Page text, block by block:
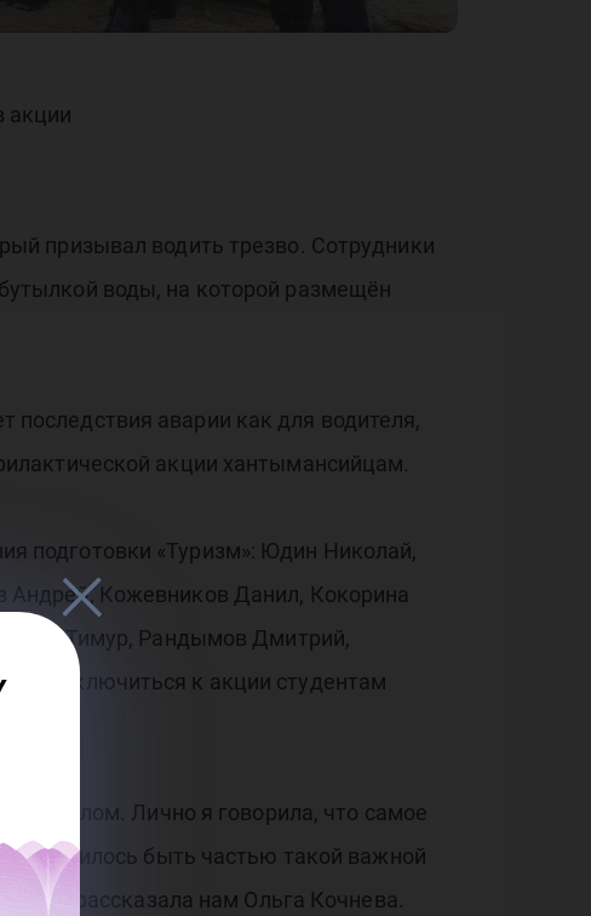
акции
призывал водить трезво. Сотрудники
воды, на которой размещён
аварии как для водителя,
акции хантымансийцам.
подготовки «Туризм»: Юдин Николай,
Андрей, Кожевников Данил, Кокорина
Тимур, Рандымов Дмитрий,
подключиться к акции студентам
и теплом. Лично я говорила, что самое
быть частью такой важной
- рассказала нам Ольга Кочнева.